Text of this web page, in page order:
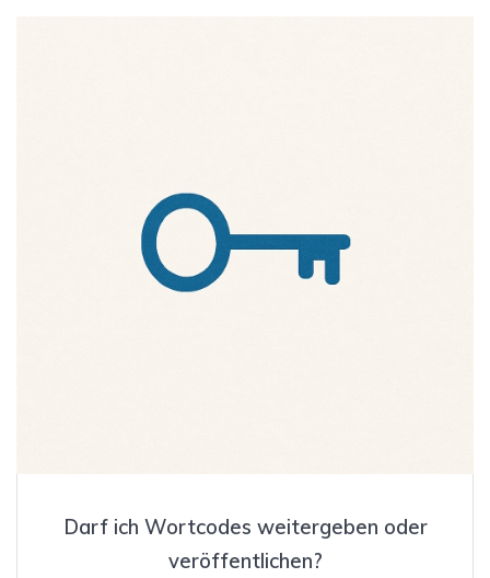
Darf ich Wortcodes weitergeben oder
veröffentlichen?